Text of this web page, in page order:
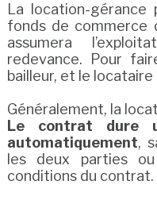
La location-gérance
fonds de commerce
assumera
redevance. Pour
bailleur, et le
Généralement, la
Le contrat dure
automatiquement,
les deux parties
conditions du contrat.